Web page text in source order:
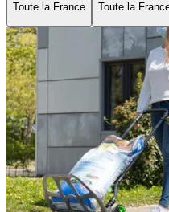
Toute la France Toute la